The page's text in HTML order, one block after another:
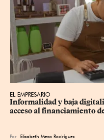
EL EMPRESARIO
Informalidad y baja
acceso al financiamiento
Por Elizabeth Meza Rodríguez